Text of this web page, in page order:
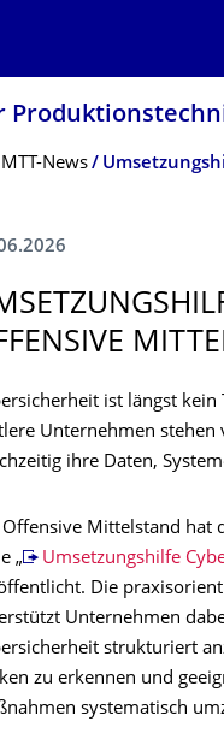
News
ist längst
Unternehmen stehen
ihre Daten,
Offensive Mittelstand hat
„
Umsetzungshilfe
Die
Unternehmen
strukturiert
zu erkennen und
systematisch